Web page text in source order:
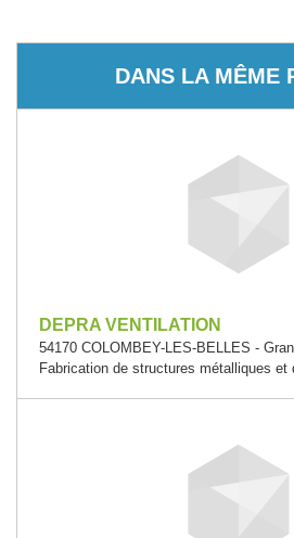
DANS LA MÊME
DEPRA VENTILATION
54170 COLOMBEY-LES-BELLES -
Fabrication de structures métalliques et